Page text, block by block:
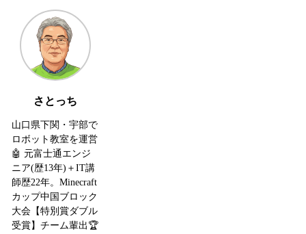
さとっち
山口県下関・宇部で
ロボット教室を運営
🤖 元富士通エンジ
ニア(歴13年)＋IT講
師歴22年。Minecraft
カップ中国ブロック
大会【特別賞ダブル
受賞】チーム輩出🏆